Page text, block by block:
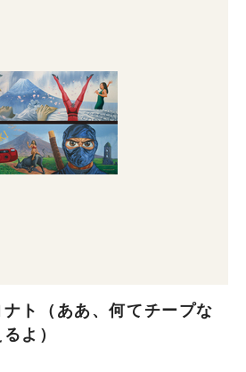
ト（ああ、何てチープな
よ）